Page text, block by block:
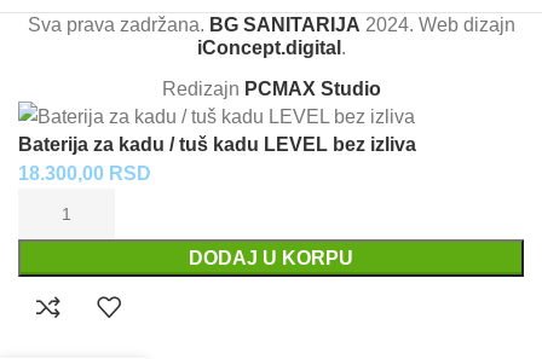
Sva prava zadržana. BG SANITARIJA 2024. Web dizajn
iConcept.digital .
Redizajn PCMAX Studio
Baterija za kadu / tuš kadu LEVEL bez izliva
18.300,00 RSD
DODAJ U KORPU